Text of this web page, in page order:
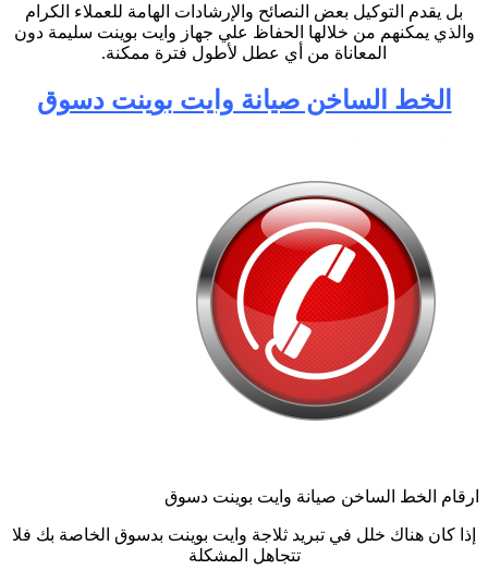
بل يقدم التوكيل بعض النصائح والإرشادات الهامة للعملاء الكرام
والذي يمكنهم من خلالها الحفاظ علي جهاز وايت بوينت سليمة دون
المعاناة من أي عطل لأطول فترة ممكنة.
الخط الساخن صيانة وايت بوينت دسوق
ارقام الخط الساخن صيانة وايت بوينت دسوق
إذا كان هناك خلل في تبريد ثلاجة وايت بوينت بدسوق الخاصة بك فلا
تتجاهل المشكلة